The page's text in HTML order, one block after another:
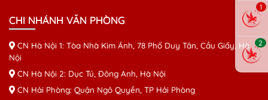
1
2
CHI NHÁNH VĂN PHÒNG
CN Hà Nội 1: Tòa Nhà Kim Ánh, 78 Phố Duy Tân, Cầu Giấy, Hà
Nội
CN Hà Nội 2: Dục Tú, Đông Anh, Hà Nội
CN Hải Phòng: Quận Ngô Quyền, TP Hải Phòng